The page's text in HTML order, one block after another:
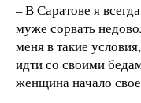
– В Саратове я
муже сорвать
меня в такие
идти со своими
женщина начало